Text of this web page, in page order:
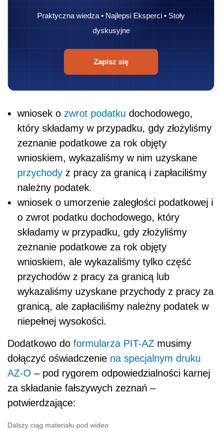
Praktyczna wiedza • Najlepsi Eksperci • Stoły
dyskusyjne
Zapisz się
wniosek o zwrot podatku dochodowego,
który składamy w przypadku, gdy złożyliśmy
zeznanie podatkowe za rok objęty
wnioskiem, wykazaliśmy w nim uzyskane
przychody z pracy za granicą i zapłaciliśmy
należny podatek.
wniosek o umorzenie zaległości podatkowej i
o zwrot podatku dochodowego, który
składamy w przypadku, gdy złożyliśmy
zeznanie podatkowe za rok objęty
wnioskiem, ale wykazaliśmy tylko część
przychodów z pracy za granicą lub
wykazaliśmy uzyskane przychody z pracy za
granicą, ale zapłaciliśmy należny podatek w
niepełnej wysokości.
Dodatkowo do formularza PIT-AZ musimy
dołączyć oświadczenie na specjalnym druku
AZ-O – pod rygorem odpowiedzialności karnej
za składanie fałszywych zeznań –
potwierdzające:
Dalszy ciąg materiału pod wideo